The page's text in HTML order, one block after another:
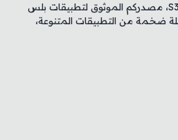
مرحبًا بكم في متجر S3otali، مصدركم الموثوق لتطبيقات بلس
ضخمة من التطبيقات المتنوعة،